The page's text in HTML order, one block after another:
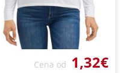
Cena od 1,32€